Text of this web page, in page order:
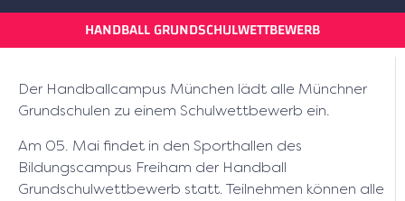
HANDBALL GRUNDSCHULWETTBEWERB
Der Handballcampus München lädt alle Münchner
Grundschulen zu einem Schulwettbewerb ein.
Am 05. Mai findet in den Sporthallen des
Bildungscampus Freiham der Handball
Grundschulwettbewerb statt. Teilnehmen können alle